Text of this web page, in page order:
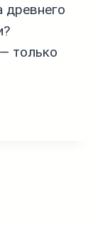
древнего
только